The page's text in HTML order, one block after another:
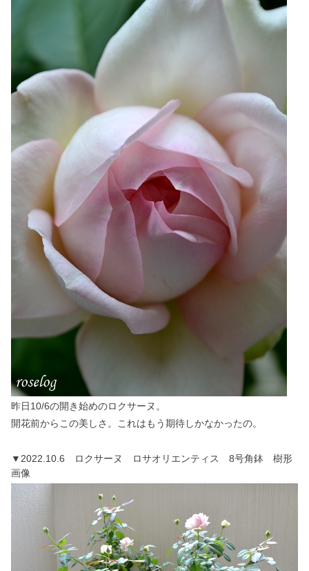
昨日10/6の開き始めのロクサーヌ。
開花前からこの美しさ。これはもう期待しかなかったの。
▼2022.10.6 ロクサーヌ ロサオリエンティス 8号角鉢 樹形
画像